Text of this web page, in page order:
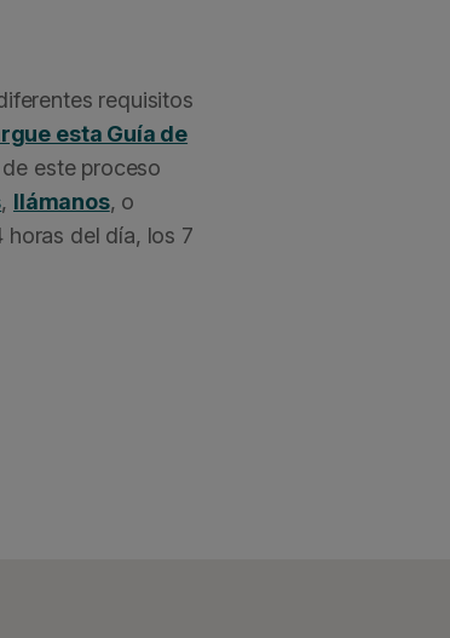
requisitos
esta Guía de
este proceso
, llámanos, o
del día, los 7